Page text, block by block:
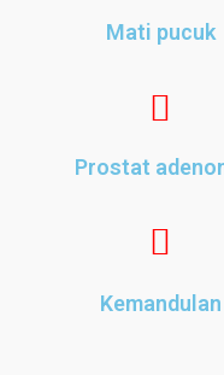
Mati pucuk
Prostat
Kemandulan